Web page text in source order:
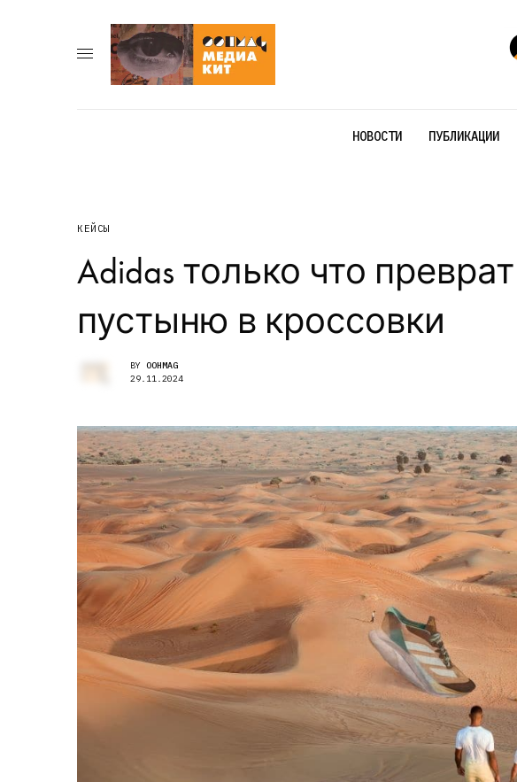
НОВОСТИ ПУБЛИКАЦИИ
КЕЙСЫ
Adidas только что
пустыню в кроссовки
BY OOHMAG
29.11.2024